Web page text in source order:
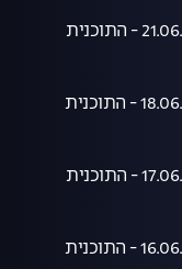
הצינור 21.06.2026 - התוכנית
הצינור 18.06.2026 - התוכנית
הצינור 17.06.2026 - התוכנית
הצינור 16.06.2026 - התוכנית